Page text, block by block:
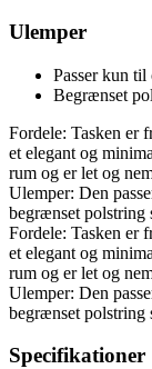
Ulemper
Passer kun
Begrænset
Fordele: Tasken er
et elegant og
rum og er let og
Ulemper: Den
begrænset polstring
Fordele: Tasken er
et elegant og
rum og er let og
Ulemper: Den
begrænset polstring
Specifikationer